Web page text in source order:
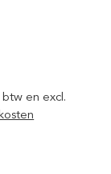
en excl.